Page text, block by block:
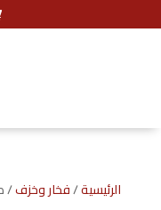
الرئيسية/فخار وخزف/